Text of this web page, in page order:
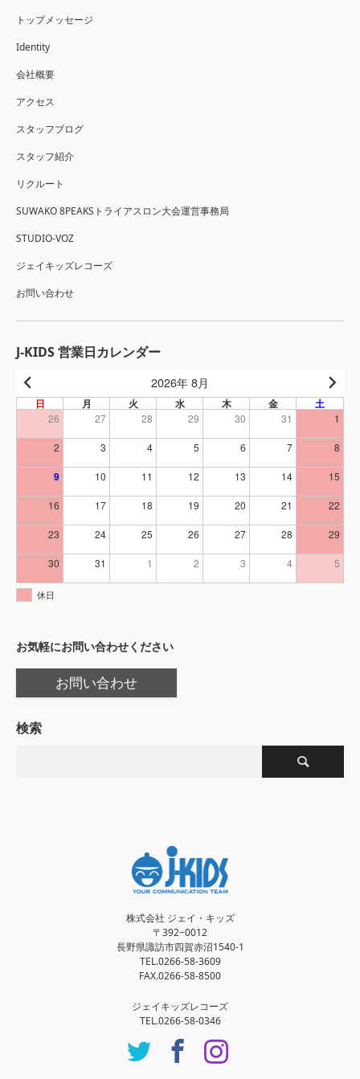
トップメッセージ
Identity
会社概要
アクセス
スタッフブログ
スタッフ紹介
リクルート
SUWAKO 8PEAKSトライアスロン大会運営事務局
STUDIO-VOZ
ジェイキッズレコーズ
お問い合わせ
J-KIDS 営業日カレンダー
2026年 8月
日 月 火 水 木 金 土
26 27 28 29 30 31 1
2 3 4 5 6 7 8
9 10 11 12 13 14 15
16 17 18 19 20 21 22
23 24 25 26 27 28 29
30 31 1 2 3 4 5
休日
お気軽にお問い合わせください
お問い合わせ
検索
株式会社 ジェイ・キッズ
〒392−0012
長野県諏訪市四賀赤沼1540-1
TEL.0266-58-3609
FAX.0266-58-8500
ジェイキッズレコーズ
TEL.0266-58-0346
Instagram